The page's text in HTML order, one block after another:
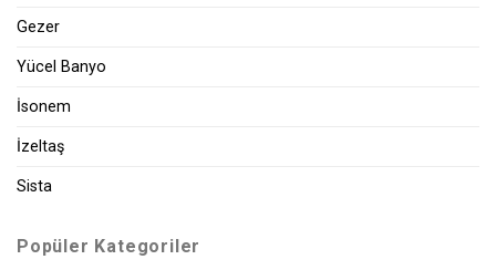
Gezer
Yücel Banyo
İsonem
İzeltaş
Sista
Popüler Kategoriler